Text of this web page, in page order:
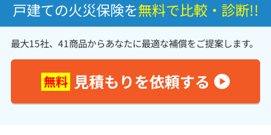
戸建ての火災保険を無料で比較・診断!!
最大15社、41商品からあなたに最適な補償をご提案します。
無料 見積もりを依頼する